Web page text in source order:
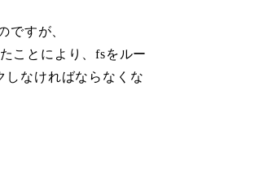
ですが、
ことにより、fsをルー
しなければならなくな